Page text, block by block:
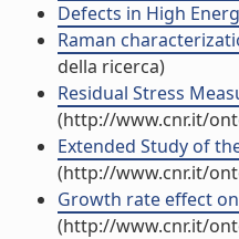
Defects in High
Raman
della ricerca)
Residual Stress
(http://www.cnr.it/
Extended Study of
(http://www.cnr.it/
Growth rate effect
(http://www.cnr.it/